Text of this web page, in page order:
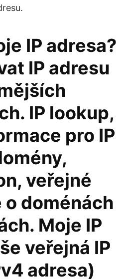
IP adresa?
IP adresu
IP lookup,
pro IP
veřejné
doménách
Moje IP
veřejná IP
adresa)